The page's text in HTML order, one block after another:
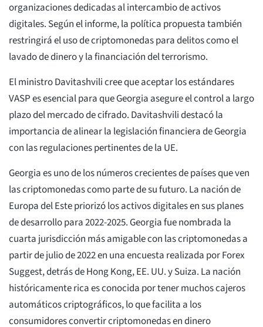
organizaciones dedicadas al intercambio de activos
digitales. Según el informe, la política propuesta también
restringirá el uso de criptomonedas para delitos como el
lavado de dinero y la financiación del terrorismo.
El ministro Davitashvili cree que aceptar los estándares
VASP es esencial para que Georgia asegure el control a largo
plazo del mercado de cifrado. Davitashvili destacó la
importancia de alinear la legislación financiera de Georgia
con las regulaciones pertinentes de la UE.
Georgia es uno de los números crecientes de países que ven
las criptomonedas como parte de su futuro. La nación de
Europa del Este priorizó los activos digitales en sus planes
de desarrollo para 2022-2025. Georgia fue nombrada la
cuarta jurisdicción más amigable con las criptomonedas a
partir de julio de 2022 en una encuesta realizada por Forex
Suggest, detrás de Hong Kong, EE. UU. y Suiza. La nación
históricamente rica es conocida por tener muchos cajeros
automáticos criptográficos, lo que facilita a los
consumidores convertir criptomonedas en dinero